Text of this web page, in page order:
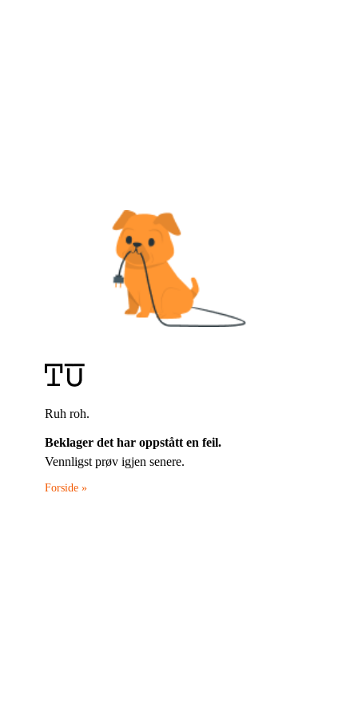
Ruh roh.
Beklager det har oppstått en feil.
Vennligst prøv igjen senere.
Forside »